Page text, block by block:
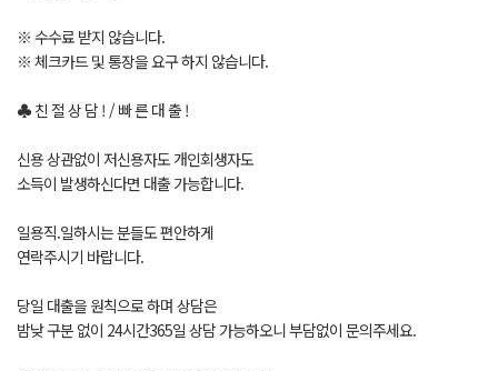
※ 수수료 받지 않습니다.
※ 체크카드 및 통장을 요구 하지 않습니다.
♣ 친 절 상 담 ! / 빠 른 대 출 !
신용 상관없이 저신용자도 개인회생자도
소득이 발생하신다면 대출 가능합니다.
일용직.일하시는 분들도 편안하게
연락주시기 바랍니다.
당일 대출을 원칙으로 하며 상담은
밤낮 구분 없이 24시간365일 상담 가능하오니 부담없이 문의주세요.